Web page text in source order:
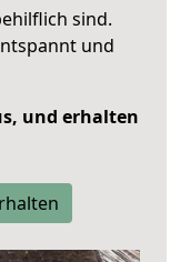
sind.
und
und erhalten